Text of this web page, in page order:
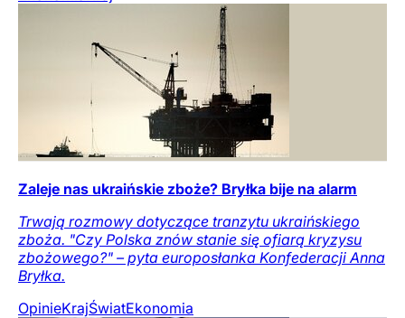
Zaleje nas ukraińskie zboże? Bryłka bije na alarm
Trwają rozmowy dotyczące tranzytu ukraińskiego
zboża. "Czy Polska znów stanie się ofiarą kryzysu
zbożowego?" – pyta europosłanka Konfederacji Anna
Bryłka.
OpinieKrajŚwiatEkonomia